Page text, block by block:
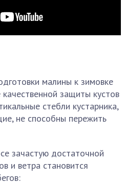
малины к зимовке
защиты кустов
стебли кустарника,
не способны пережить
зачастую достаточной
и ветра становится